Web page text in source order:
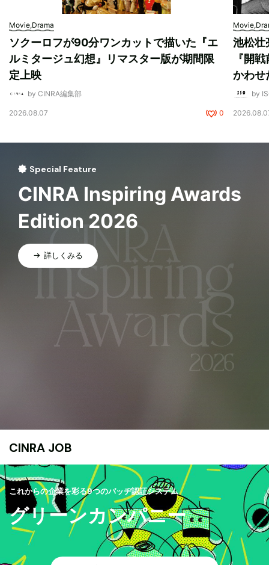
Movie,Drama
ソクーロフが90分ワンカットで描いた『エ
ルミタージュ幻想』リマスター版が期間限
定上映
by CINRA編集部
2026.08.07 0
池松壮
『開
かわせ
by
Special Feature
CINRA Inspiring Awards
Edition 2026
詳しくみる
CINRA JOB
これからの企業を彩る9つのバッヂ認証システム
グリーンカンパニー